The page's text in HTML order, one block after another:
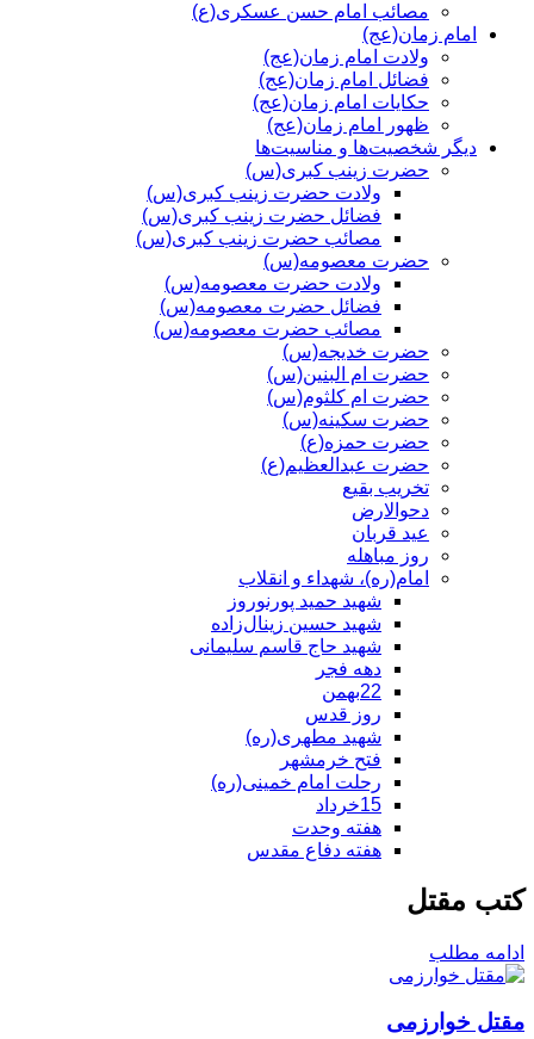
مصائب امام حسن عسکری(ع)
امام زمان(عج)
ولادت امام زمان(عج)
فضائل امام زمان(عج)
حکایات امام زمان(عج)
ظهور امام زمان(عج)
دیگر شخصیت‌ها و مناسیت‌ها
حضرت زینب کبری(س)
ولادت حضرت زینب کبری(س)
فضائل حضرت زینب کبری(س)
مصائب حضرت زینب کبری(س)
حضرت معصومه(س)
ولادت حضرت معصومه(س)
فضائل حضرت معصومه(س)
مصائب حضرت معصومه(س)
حضرت خدیجه(س)
حضرت ام البنین(س)
حضرت ام کلثوم(س)
حضرت سکینه(س)
حضرت حمزه(ع)
حضرت عبدالعظیم(ع)
تخریب بقیع
دحوالارض
عید قربان
روز مباهله
امام(ره)، شهداء و انقلاب
شهید حمید پورنوروز
شهید حسین زینال‌زاده
شهید حاج قاسم سلیمانی
دهه فجر
22بهمن
روز قدس
شهید مطهری(ره)
فتح خرمشهر
رحلت امام خمینی(ره)
15خرداد
هفته وحدت
هفته دفاع مقدس
کتب مقتل
ادامه مطلب
مقتل خوارزمی